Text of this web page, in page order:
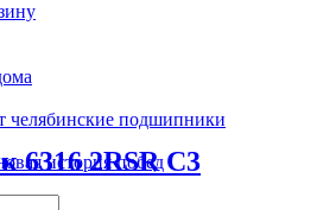
челябинские подшипники
история побед
6316 2RSR C3